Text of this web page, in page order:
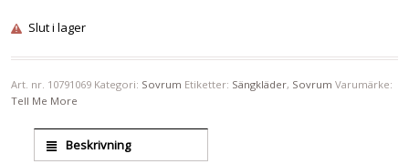
Slut i lager
Art. nr. 10791069 Kategori: Sovrum Etiketter: Sängkläder, Sovrum Varumärke:
Tell Me More
Beskrivning